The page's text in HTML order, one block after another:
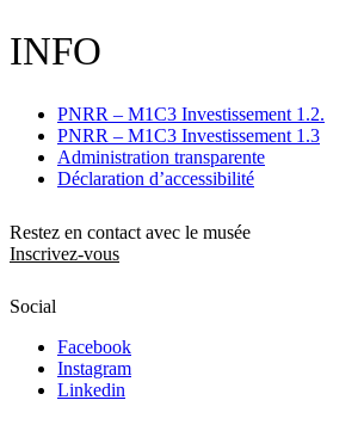
INFO
PNRR – M1C3 Investissement 1.2.
PNRR – M1C3 Investissement 1.3
Administration transparente
Déclaration d’accessibilité
Restez en contact avec le musée
Inscrivez-vous
Social
Facebook
Instagram
Linkedin